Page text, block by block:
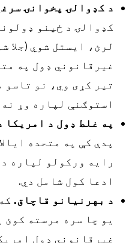
د کډوالۍ پخوانۍ
کډوالۍ د ځینو ډولونو
لرئ، ایستل شوي (جلا
غیرقانوني ډول په
تیر کړی وي، نو تاسو
استوګنې لپاره وړ نه شئ.
په غلط ډول د امریکا د
پدې کې په متحده
رایه ورکولو لپاره د
ادعا کول شامل دي.
د بهرنیانو قاچاق.که
یو چا سره مرسته کوئ یا
غیرقانوني ډول امریکا